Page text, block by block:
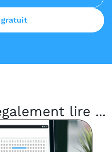
gratuit
lire ...